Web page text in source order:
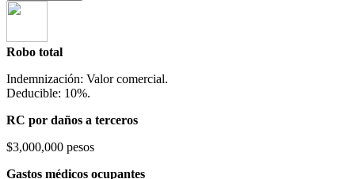
Robo total
Indemnización: Valor comercial.
Deducible: 10%.
RC por daños a terceros
$3,000,000 pesos
Gastos médicos ocupantes